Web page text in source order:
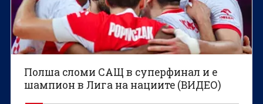
Полша сломи САЩ в суперфинал и е
шампион в Лига на нациите (ВИДЕО)